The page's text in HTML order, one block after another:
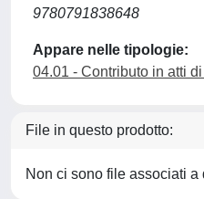
9780791838648
Appare nelle tipologie:
04.01 - Contributo in atti
File in questo prodotto:
Non ci sono file associati a